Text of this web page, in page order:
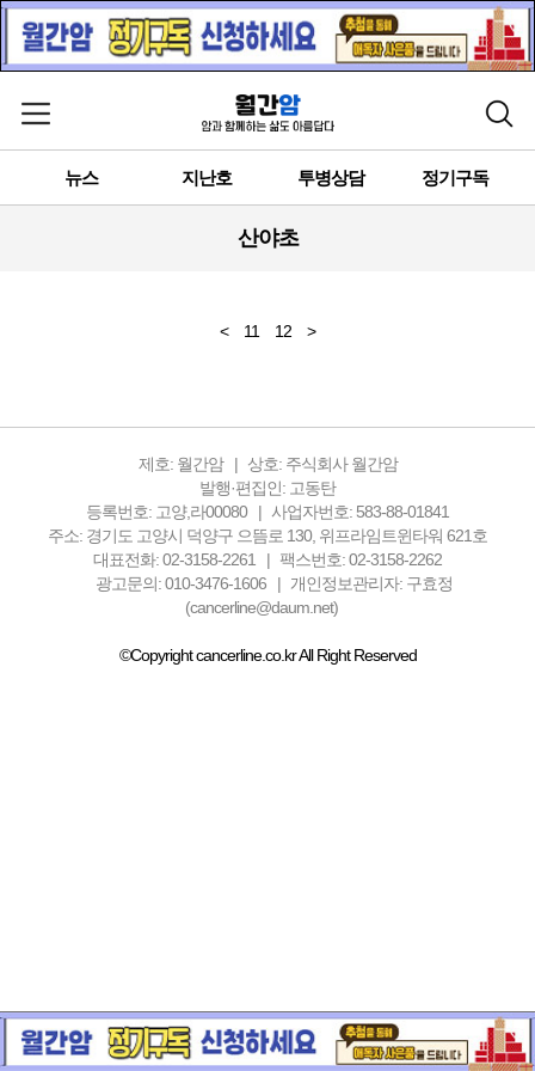
메뉴 열기 검색
뉴스 지난호 투병상담 정기구독
산야초
< 11 12 >
제호: 월간암
상호: 주식회사 월간암
발행·편집인: 고동탄
등록번호: 고양,라00080
사업자번호: 583-88-01841
주소: 경기도 고양시 덕양구 으뜸로 130, 위프라임트윈타워 621호
대표전화: 02-3158-2261
팩스번호: 02-3158-2262
광고문의: 010-3476-1606
개인정보관리자: 구효정
(cancerline@daum.net)
©Copyright cancerline.co.kr All Right Reserved